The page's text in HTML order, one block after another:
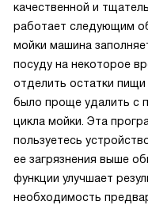
качественной и
работает следующим
мойки машина
посуду на некоторое
отделить остатки пищи
было проще удалить с
цикла мойки. Эта
пользуетесь
ее загрязнения выше
функции улучшает
необходимость